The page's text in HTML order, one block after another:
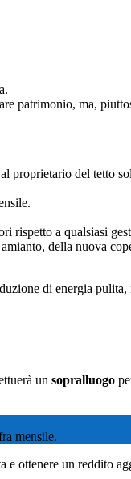
patrimonio, ma,
proprietario del tetto
rispetto a qualsiasi
della nuova
di energia pulita,
un sopralluogo
mensile.
e ottenere un reddito